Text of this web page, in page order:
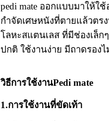
pedi mate ออกแบบมาให้ใช้
กำจัดเศษหนังที่ตายแล้วตร
โลหะสแตนเลส ที่มีช่องเล็ก
ปกติ ใช้งานง่าย มีถาดรอง
วิธีการใช้งานPedi mate
1.การใช้งานที่ขัดเท้า